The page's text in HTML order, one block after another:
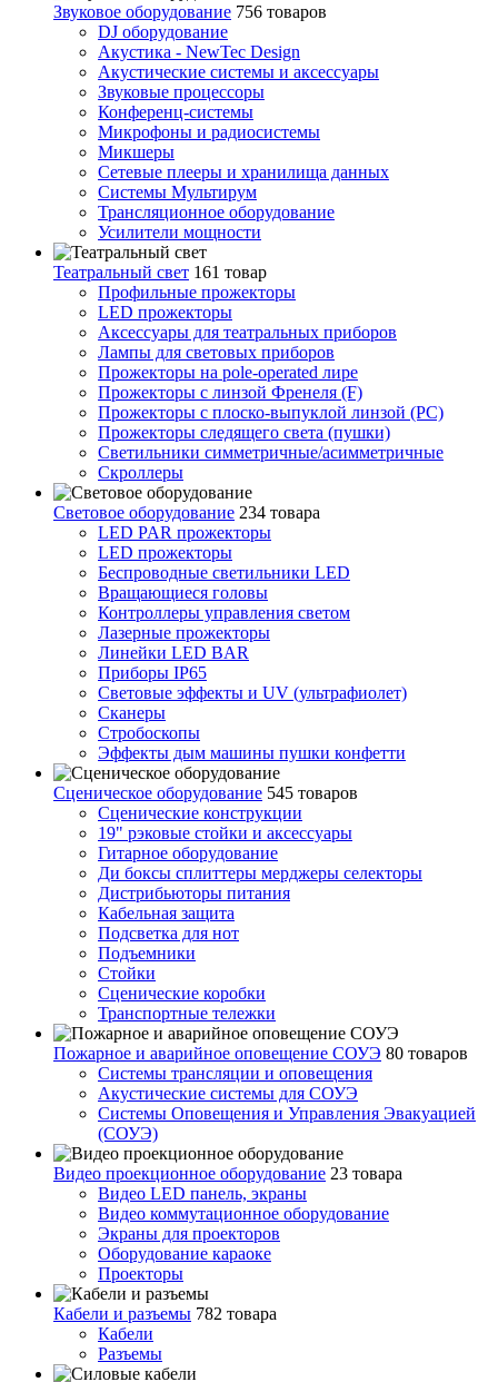
Звуковое оборудование 756 товаров
DJ оборудование
Акустика - NewTec Design
Акустические системы и аксессуары
Звуковые процессоры
Конференц-системы
Микрофоны и радиосистемы
Микшеры
Сетевые плееры и хранилища данных
Системы Мультирум
Трансляционное оборудование
Усилители мощности
Театральный свет 161 товар
Профильные прожекторы
LED прожекторы
Аксессуары для театральных приборов
Лампы для световых приборов
Прожекторы на pole-operated лире
Прожекторы с линзой Френеля (F)
Прожекторы с плоско-выпуклой линзой (PC)
Прожекторы следящего света (пушки)
Светильники симметричные/асимметричные
Скроллеры
Световое оборудование 234 товара
LED PAR прожекторы
LED прожекторы
Беспроводные светильники LED
Вращающиеся головы
Контроллеры управления светом
Лазерные прожекторы
Линейки LED BAR
Приборы IP65
Световые эффекты и UV (ультрафиолет)
Сканеры
Стробоскопы
Эффекты дым машины пушки конфетти
Сценическое оборудование 545 товаров
Сценические конструкции
19" рэковые стойки и аксесcуары
Гитарное оборудование
Ди боксы сплиттеры мерджеры селекторы
Дистрибьюторы питания
Кабельная защита
Подсветка для нот
Подъемники
Стойки
Сценические коробки
Транспортные тележки
Пожарное и аварийное оповещение СОУЭ 80 товаров
Cистемы трансляции и оповещения
Акустические системы для СОУЭ
Системы Оповещения и Управления Эвакуацией
(СОУЭ)
Видео проекционное оборудование 23 товара
Видео LED панель, экраны
Видео коммутационное оборудование
Экраны для проекторов
Оборудование караоке
Проекторы
Кабели и разъемы 782 товара
Кабели
Разъемы